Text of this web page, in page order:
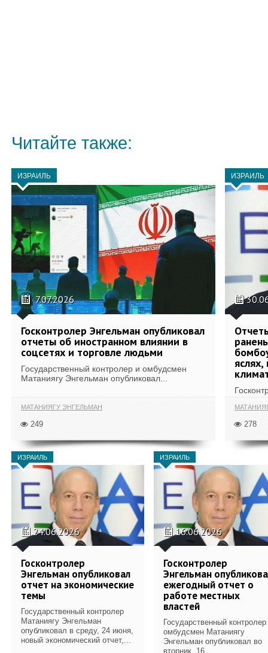
Читайте также:
ИЗРАИЛЬ
7.07.2026
Госконтролер Энгельман опубликовал
отчеты об иностранном влиянии в
соцсетях и торговле людьми
Государственный контролер и омбудсмен
Матаниягу Энгельман опубликовал...
МАТАНИЯГУ ЭНГЕЛЬМАН
249
ИЗРАИЛЬ
278
ИЗРАИЛЬ
24.06.2026
Госконтролер
Энгельман опубликовал
отчет на экономические
темы
Государственный контролер
Матаниягу Энгельман
опубликовал в среду, 24 июня,
новый экономический отчет,...
ИЗРАИЛЬ
16.06.2026
Госконтролер
Энгельман
ежегодный отчет о
работе местных
властей
Государственный контролер
омбудсмен Матаниягу
Энгельман опубликовал во
вторник, 16...